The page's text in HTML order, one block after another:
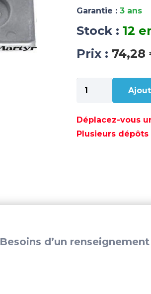
Garantie : 3 ans
Stock : 12
Prix : 74,28
quantité
de
DE
POUPE
Déplacez-vous
Plusieurs
Besoins d’un renseignement